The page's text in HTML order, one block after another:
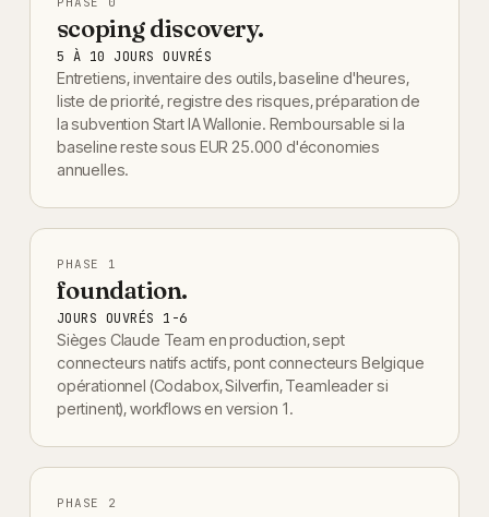
scoping discovery.
5 À 10 JOURS OUVRÉS
Entretiens, inventaire des outils, baseline d'heures,
liste de priorité, registre des risques, préparation de
la subvention Start IA Wallonie. Remboursable si la
baseline reste sous EUR 25.000 d'économies
annuelles.
PHASE 1
foundation.
JOURS OUVRÉS 1-6
Sièges Claude Team en production, sept
connecteurs natifs actifs, pont connecteurs Belgique
opérationnel (Codabox, Silverfin, Teamleader si
pertinent), workflows en version 1.
PHASE 2